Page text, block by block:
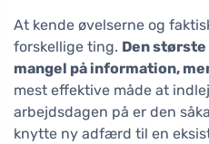
At kende øvelserne og
forskellige ting. Den
mangel på information,
mest effektive måde at
arbejdsdagen på er den
knytte ny adfærd til en